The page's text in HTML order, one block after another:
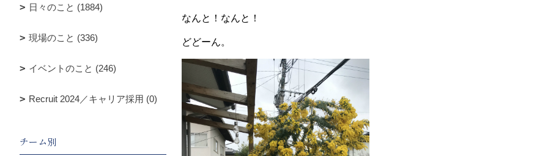
なんと！なんと！
どどーん。
日々のこと (1884)
現場のこと (336)
イベントのこと (246)
Recruit 2024／キャリア採用 (0)
チーム別